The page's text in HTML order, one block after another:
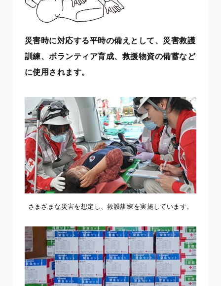
災害時に対応する平時の備えとして、災害救護
訓練、ボランティア育成、救援物資の備蓄など
に使用されます。
さまざまな災害を想定し、救護訓練を実施しています。